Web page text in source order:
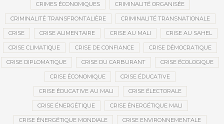
CRIMES ÉCONOMIQUES CRIMINALITÉ ORGANISÉE
CRIMINALITÉ TRANSFRONTALIÈRE CRIMINALITÉ TRANSNATIONALE
CRISE CRISE ALIMENTAIRE CRISE AU MALI CRISE AU SAHEL
CRISE CLIMATIQUE CRISE DE CONFIANCE CRISE DÉMOCRATIQUE
CRISE DIPLOMATIQUE CRISE DU CARBURANT CRISE ÉCOLOGIQUE
CRISE ÉCONOMIQUE CRISE ÉDUCATIVE
CRISE ÉDUCATIVE AU MALI CRISE ÉLECTORALE
CRISE ÉNERGÉTIQUE CRISE ÉNERGÉTIQUE MALI
CRISE ÉNERGÉTIQUE MONDIALE CRISE ENVIRONNEMENTALE